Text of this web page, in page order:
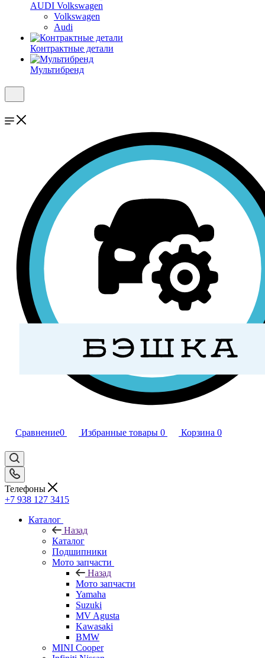
AUDI Volkswagen
Volkswagen
Audi
Контрактные детали
Мультибренд
Сравнение0 Избранные товары 0 Корзина 0
Телефоны
+7 938 127 3415
Каталог
Назад
Каталог
Подшипники
Мото запчасти
Назад
Мото запчасти
Yamaha
Suzuki
MV Agusta
Kawasaki
BMW
MINI Cooper